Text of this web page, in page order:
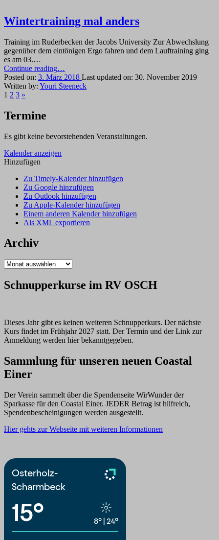
Barke
unterwegs”
Wintertraining mal anders
Training im Ruderbecken der Jacobs University Zur Abwechslung
gegenüber dem eintönigen Ergo fahren und dem Lauftraining ging
es am 03.…
Continue reading“Wintertraining
mal
anders”
…
Posted on: 3. März 2018 Last updated on: 30. November 2019
Written by: Youri Steeneck
1 2 3 Next
»
Termine
Es gibt keine bevorstehenden Veranstaltungen.
Kalender anzeigen
Hinzufügen
Zu Timely-Kalender hinzufügen
Zu Google hinzufügen
Zu Outlook hinzufügen
Zu Apple-Kalender hinzufügen
Einem anderen Kalender hinzufügen
Als XML exportieren
Archiv
Archiv
Schnupperkurse im RV OSCH
Dieses Jahr gibt es keinen weiteren Schnupperkurs. Der nächste
Kurs findet im Frühjahr 2027 statt. Der Termin und der Link zur
Anmeldung werden hier bekanntgegeben.
Sammlung für unseren neuen Coastal
Einer
Der Verein sammelt über die Spendenseite WirWunder der
Sparkasse für den Coastal Einer. JEDER Betrag ist hilfreich,
Spendenbescheinigungen werden ausgestellt.
Hier gehts zur Webseite mit weiteren Informationen
Osterholz-
Scharmbeck
15° 8° 24°